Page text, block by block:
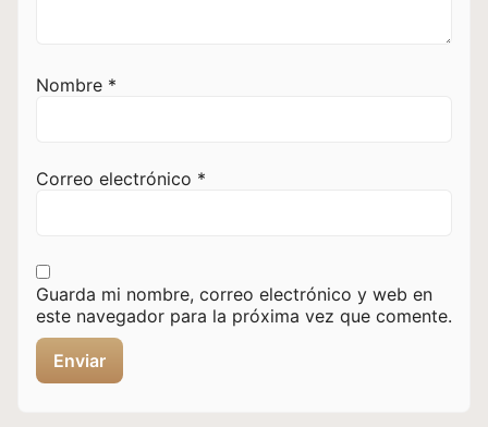
Nombre *
Correo electrónico *
Guarda mi nombre, correo electrónico y web en
este navegador para la próxima vez que comente.